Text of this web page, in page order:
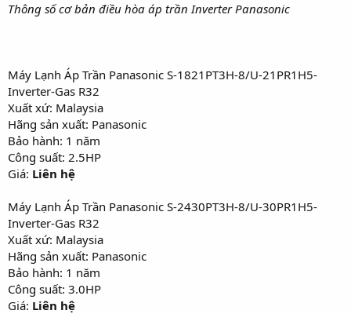
Thông số cơ bản điều hòa áp trần Inverter Panasonic
Máy Lạnh Áp Trần Panasonic S-1821PT3H-8/U-21PR1H5-
Inverter-Gas R32
Xuất xứ: Malaysia
Hãng sản xuất: Panasonic
Bảo hành: 1 năm
Công suất: 2.5HP
Giá: Liên hệ
Máy Lạnh Áp Trần Panasonic S-2430PT3H-8/U-30PR1H5-
Inverter-Gas R32
Xuất xứ: Malaysia
Hãng sản xuất: Panasonic
Bảo hành: 1 năm
Công suất: 3.0HP
Giá: Liên hệ